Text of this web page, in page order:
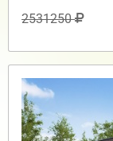
2531250